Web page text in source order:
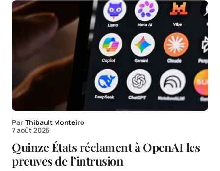
Par Thibault Monteiro
7 août 2026
Quinze États réclament à OpenAI les
preuves de l’intrusion